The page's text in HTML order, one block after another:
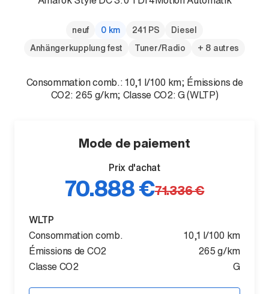
neuf 0 km 241 PS
Diesel
Anhängerkupplung fest
Tuner/Radio + 8 autres
Consommation comb.: 10,1 l/100 km; Émissions de
CO2: 265 g/km; Classe CO2: G (WLTP)
Mode de paiement
Prix d'achat
70.888 €71.336 €
WLTP
Consommation comb.
10,1 l/100 km
Émissions de CO2
265 g/km
Classe CO2
G